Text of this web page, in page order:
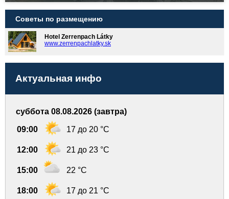
Советы по размещению
Hotel Zerrenpach Látky
www.zerrenpachlatky.sk
Актуальная инфо
суббота 08.08.2026 (завтра)
09:00 17 до 20 °C
12:00 21 до 23 °C
15:00 22 °C
18:00 17 до 21 °C